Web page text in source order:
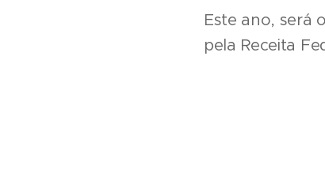
Este ano, será
pela Receita